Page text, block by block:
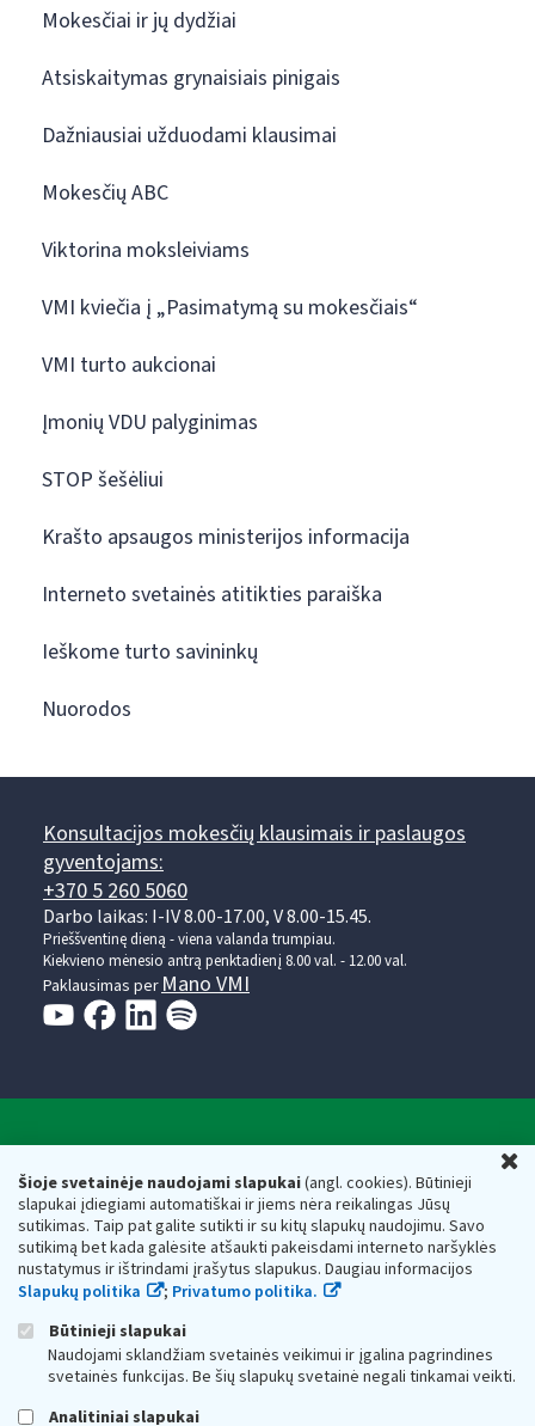
Šioje svetainėje naudojami slapukai(angl. cookies). Būtinieji
slapukai įdiegiami automatiškai ir jiems nėra reikalingas Jūsų
sutikimas. Taip pat galite sutikti ir su kitų slapukų naudojimu. Savo
sutikimą bet kada galėsite atšaukti pakeisdami interneto naršyklės
nustatymus ir ištrindami įrašytus slapukus. Daugiau informacijos
Slapukų politika
; Privatumo politika.
Būtinieji slapukai
Naudojami sklandžiam svetainės veikimui ir įgalina pagrindines
svetainės funkcijas. Be šių slapukų svetainė negali tinkamai veikti.
Analitiniai slapukai
Mokesčiai ir jų dydžiai
Atsiskaitymas grynaisiais pinigais
Dažniausiai užduodami klausimai
Mokesčių ABC
Viktorina moksleiviams
VMI kviečia į „Pasimatymą su mokesčiais“
VMI turto aukcionai
Įmonių VDU palyginimas
STOP šešėliui
Krašto apsaugos ministerijos informacija
Interneto svetainės atitikties paraiška
Ieškome turto savininkų
Nuorodos
Konsultacijos mokesčių klausimais ir paslaugos
gyventojams:
+370 5 260 5060
Darbo laikas: I-IV 8.00-17.00, V 8.00-15.45.
Prieššventinę dieną - viena valanda trumpiau.
Kiekvieno mėnesio antrą penktadienį 8.00 val. - 12.00 val.
Paklausimas per Mano VMI
Respublikos finansų ministerijos
Biudžetinė įstaiga. Juridinio asmens kodas — 188659752,
adresas: Vasario 16-osios g. 14, 01107 Vilnius, Lietuva, el.paštas:
vmi@vmi.lt, E. pristatymo dėžutės adresas 188659752
Duomenys apie Valstybinę mokesčių inspekciją prie Lietuvos
Respublikos finansų ministerijos kaupiami ir saugomi Juridinių